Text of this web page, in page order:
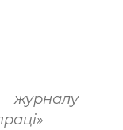
журналу